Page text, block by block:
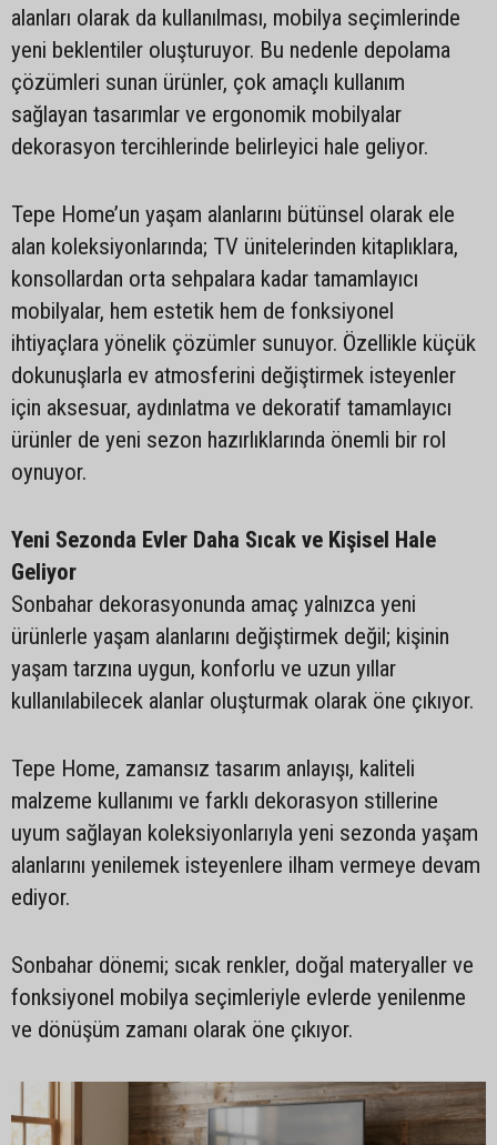
alanları olarak da kullanılması, mobilya seçimlerinde
yeni beklentiler oluşturuyor. Bu nedenle depolama
çözümleri sunan ürünler, çok amaçlı kullanım
sağlayan tasarımlar ve ergonomik mobilyalar
dekorasyon tercihlerinde belirleyici hale geliyor.
Tepe Home’un yaşam alanlarını bütünsel olarak ele
alan koleksiyonlarında; TV ünitelerinden kitaplıklara,
konsollardan orta sehpalara kadar tamamlayıcı
mobilyalar, hem estetik hem de fonksiyonel
ihtiyaçlara yönelik çözümler sunuyor. Özellikle küçük
dokunuşlarla ev atmosferini değiştirmek isteyenler
için aksesuar, aydınlatma ve dekoratif tamamlayıcı
ürünler de yeni sezon hazırlıklarında önemli bir rol
oynuyor.
Yeni Sezonda Evler Daha Sıcak ve Kişisel Hale
Geliyor
Sonbahar dekorasyonunda amaç yalnızca yeni
ürünlerle yaşam alanlarını değiştirmek değil; kişinin
yaşam tarzına uygun, konforlu ve uzun yıllar
kullanılabilecek alanlar oluşturmak olarak öne çıkıyor.
Tepe Home, zamansız tasarım anlayışı, kaliteli
malzeme kullanımı ve farklı dekorasyon stillerine
uyum sağlayan koleksiyonlarıyla yeni sezonda yaşam
alanlarını yenilemek isteyenlere ilham vermeye devam
ediyor.
Sonbahar dönemi; sıcak renkler, doğal materyaller ve
fonksiyonel mobilya seçimleriyle evlerde yenilenme
ve dönüşüm zamanı olarak öne çıkıyor.